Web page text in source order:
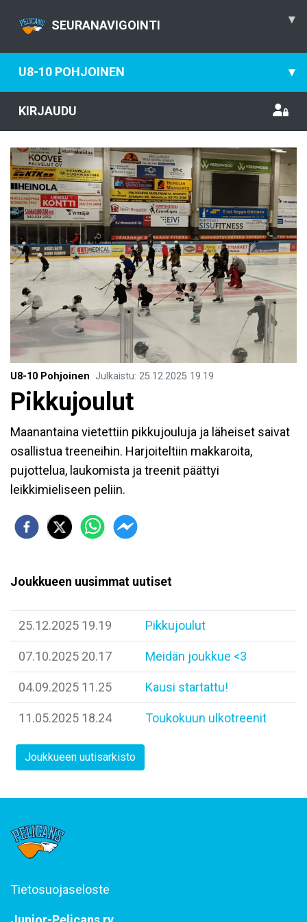
SEURANAVIGOINTI ▾
U8-10 POHJOINEN ▾
KIRJAUDU
U8-10 Pohjoinen Julkaistu: 25.12.2025 19.19
Pikkujoulut
Maanantaina vietettiin pikkujouluja ja läheiset saivat
osallistua treeneihin. Harjoiteltiin makkaroita,
pujottelua, laukomista ja treenit päättyi
leikkimieliseen peliin.
Joukkueen uusimmat uutiset
25.12.2025 19.19 Pikkujoulut
07.10.2025 20.17 Meidän joukkue <3
04.09.2025 11.25 Kausi startattu!
11.05.2025 18.24 Toukokuun ulkotreenit
Joukkueen uutisarkisto
Tietosuojaseloste